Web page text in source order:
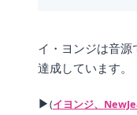
イ・ヨンジは音
達成しています。
▶(イヨンジ、